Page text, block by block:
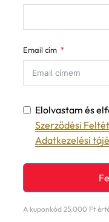
Email cím
Elolvastam és
Szerződési
Adatkezelési
A kuponkód 25.000 Ft